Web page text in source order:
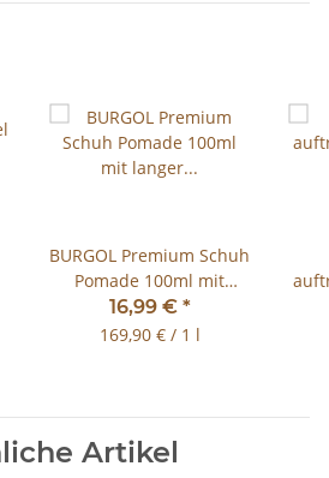
BURGOL Premium Schuh
Pomade 100ml mit
langer Tiegelbürste
16,99 € *
169,90 € / 1 l
Artikel